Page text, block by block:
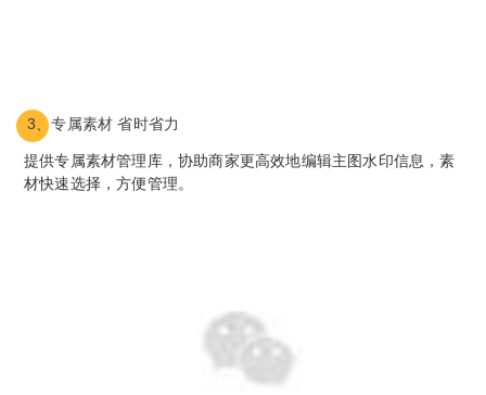
3、专属素材 省时省力
提供专属素材管理库，协助商家更高效地编辑主图水印信息，素
材快速选择，方便管理。